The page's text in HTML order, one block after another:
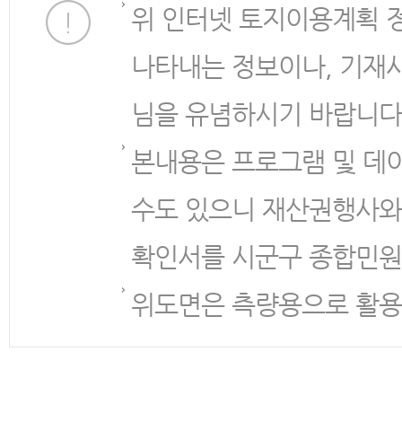
위 인터넷 토지이용계획
나타내는 정보이나, 기재
님을 유념하시기 바랍니
본내용은 프로그램 및 데
수도 있으니 재산권행사
확인서를 시군구 종합민
위도면은 측량용으로 활